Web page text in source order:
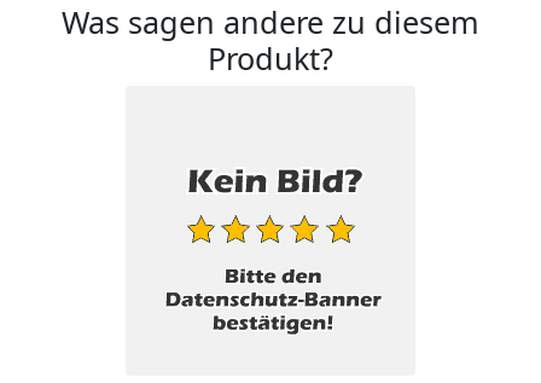
Was sagen andere zu diesem
Produkt?